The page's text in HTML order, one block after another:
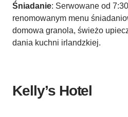
Śniadanie: Serwowane od
renomowanym menu
domowa granola, świeżo
dania kuchni irlandzkiej.
Kelly’s Hotel